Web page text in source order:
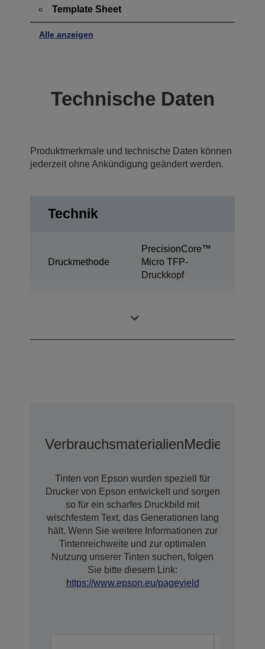
Template Sheet
Alle anzeigen
Technische Daten
Produktmerkmale und technische Daten können
jederzeit ohne Ankündigung geändert werden.
Technik
Druckmethode
PrecisionCore™
Micro TFP-
Druckkopf
VerbrauchsmaterialienMedien
Tinten von Epson wurden speziell für
Drucker von Epson entwickelt und sorgen
so für ein scharfes Druckbild mit
wischfestem Text, das Generationen lang
hält. Wenn Sie weitere Informationen zur
Tintenreichweite und zur optimalen
Nutzung unserer Tinten suchen, folgen
Sie bitte diesem Link:
https://www.epson.eu/pageyield